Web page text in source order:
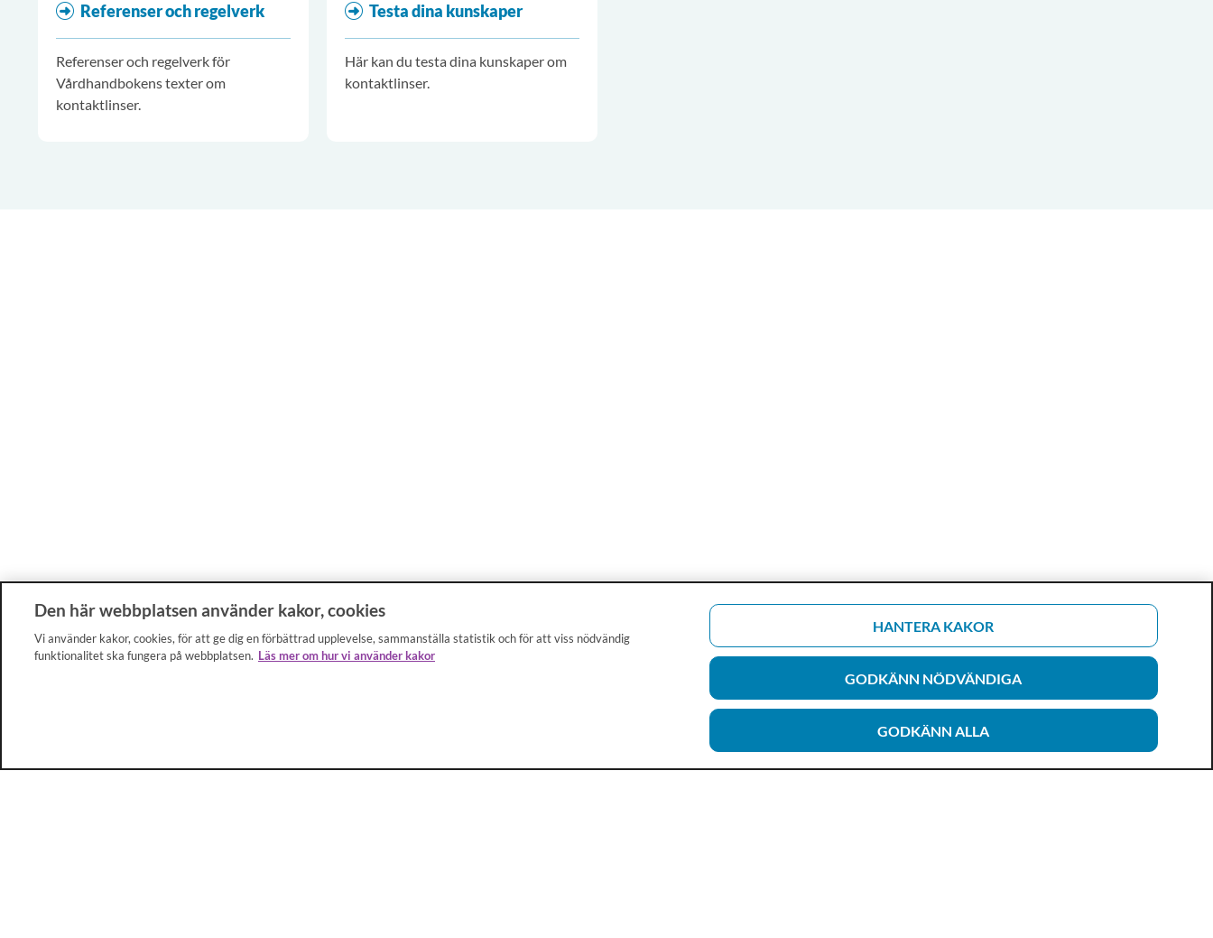
Referenser och regelverk
Referenser och regelverk för
Vårdhandbokens texter om
kontaktlinser.
Testa dina kunskaper
Här kan du testa dina kunskaper om
kontaktlinser.
Den här webbplatsen använder kakor, cookies
Vi använder kakor, cookies, för att ge dig en förbättrad upplevelse, sammanställa statistik och för att viss nödvändig
funktionalitet ska fungera på webbplatsen. Läs mer om hur vi använder kakor
HANTERA KAKOR
GODKÄNN NÖDVÄNDIGA
GODKÄNN ALLA